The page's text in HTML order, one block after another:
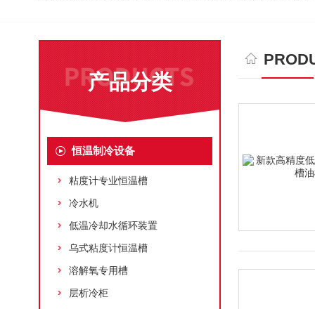
产品分类
恒温制冷设备
粘度计专业恒温槽
冷水机
低温冷却水循环装置
乌式粘度计恒温槽
溶解氧专用槽
层析冷柜